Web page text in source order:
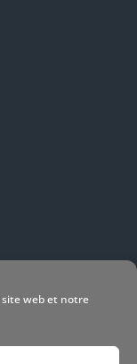
web et notre